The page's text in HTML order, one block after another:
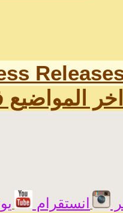
اخر المواضيع
انستقرام